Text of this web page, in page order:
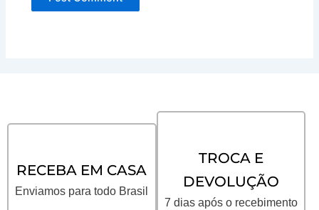
RECEBA EM CASA
Enviamos para todo Brasil
TROCA E
DEVOLUÇÃO
7 dias após o recebimento